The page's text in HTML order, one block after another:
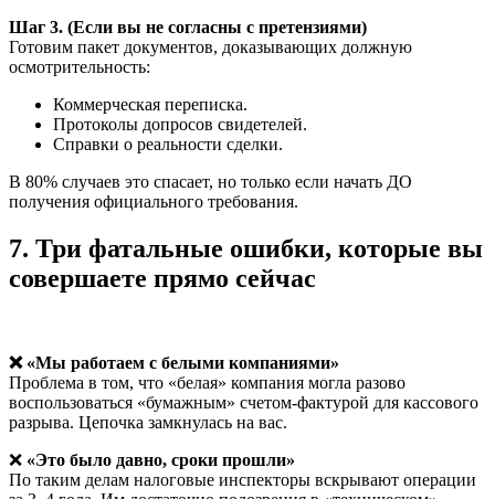
Шаг 3. (Если вы не согласны с претензиями)
Готовим пакет документов, доказывающих должную
осмотрительность:
Коммерческая переписка.
Протоколы допросов свидетелей.
Справки о реальности сделки.
В 80% случаев это спасает, но только если начать ДО
получения официального требования.
7. Три фатальные ошибки, которые вы
совершаете прямо сейчас
❌ «Мы работаем с белыми компаниями»
Проблема в том, что «белая» компания могла разово
воспользоваться «бумажным» счетом-фактурой для кассового
разрыва. Цепочка замкнулась на вас.
❌ «Это было давно, сроки прошли»
По таким делам налоговые инспекторы вскрывают операции